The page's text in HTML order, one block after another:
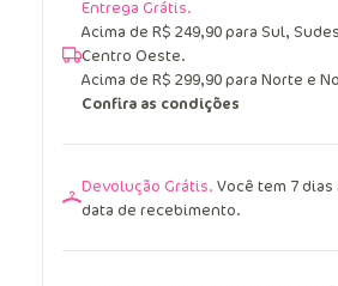
Entrega Grátis.
Acima de R$ 249,90 para Sul,
Centro Oeste.
Acima de R$ 299,90 para Norte e
Confira as condições
Devolução Grátis. Você tem 7 dias
data de recebimento.